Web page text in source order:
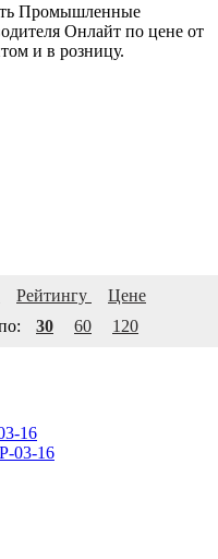
Промышленные
Онлайт по цене от
и в розницу.
Рейтингу
Цене
30 60 120
16